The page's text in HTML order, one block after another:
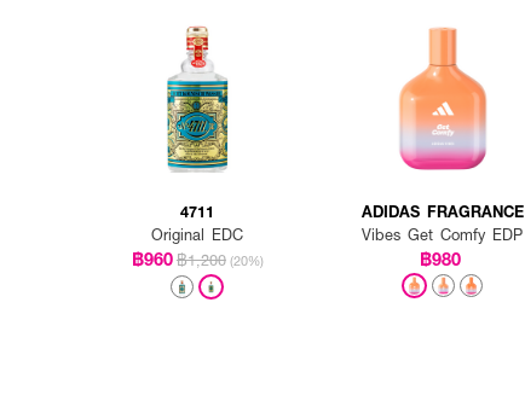
4711
Original EDC
฿960฿1,200 (20%)
ADIDAS FRAGRANCE
Vibes Get Comfy EDP
฿980